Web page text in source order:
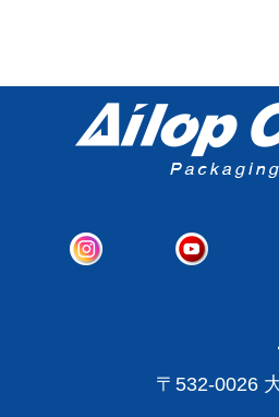
〒532-0026